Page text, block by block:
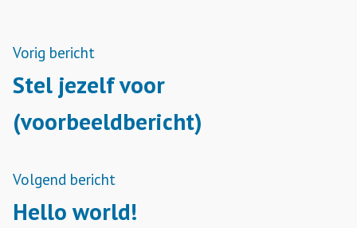
Bericht
navigatie
Vorig berichtVorig
bericht:
Stel jezelf voor
(voorbeeldbericht)
Volgend berichtVolgend
bericht:
Hello world!